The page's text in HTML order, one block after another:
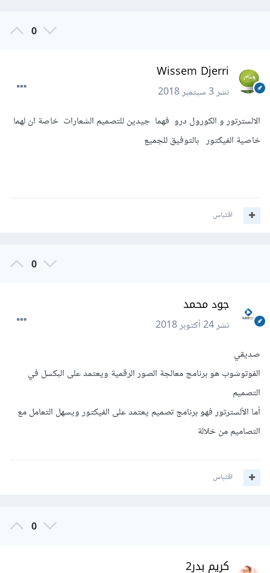
0
Wissem Djerri
نشر3 سبتمبر 2018
الالسترتور و الكورول درو فهما جيدين للتصميم الشعارات خاصة ان لهما
خاصية الفيكتور بالتوفيق للجميع
اقتباس
0
جود محمد
نشر24 أكتوبر 2018
صديقي
الفوتوشوب هو برنامج معالجة الصور الرقمية ويعتمد على البكسل في
التصميم
أما الألسترتور فهو برنامج تصميم يعتمد على الفيكتور ويسهل التعامل مع
التصاميم من خلالة
اقتباس
0
كريم بدر2